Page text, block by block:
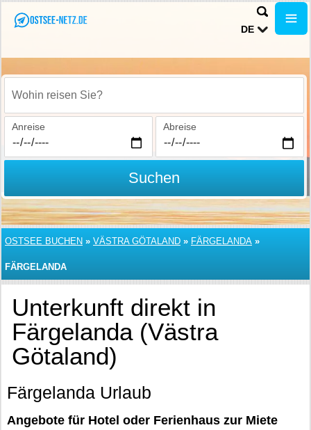
DE
Wohin reisen Sie?
Anreise Abreise
Suchen
OSTSEE BUCHEN » VÄSTRA GÖTALAND » FÄRGELANDA »
FÄRGELANDA
Unterkunft direkt in
Färgelanda (Västra
Götaland)
Färgelanda Urlaub
Angebote für Hotel oder Ferienhaus zur Miete